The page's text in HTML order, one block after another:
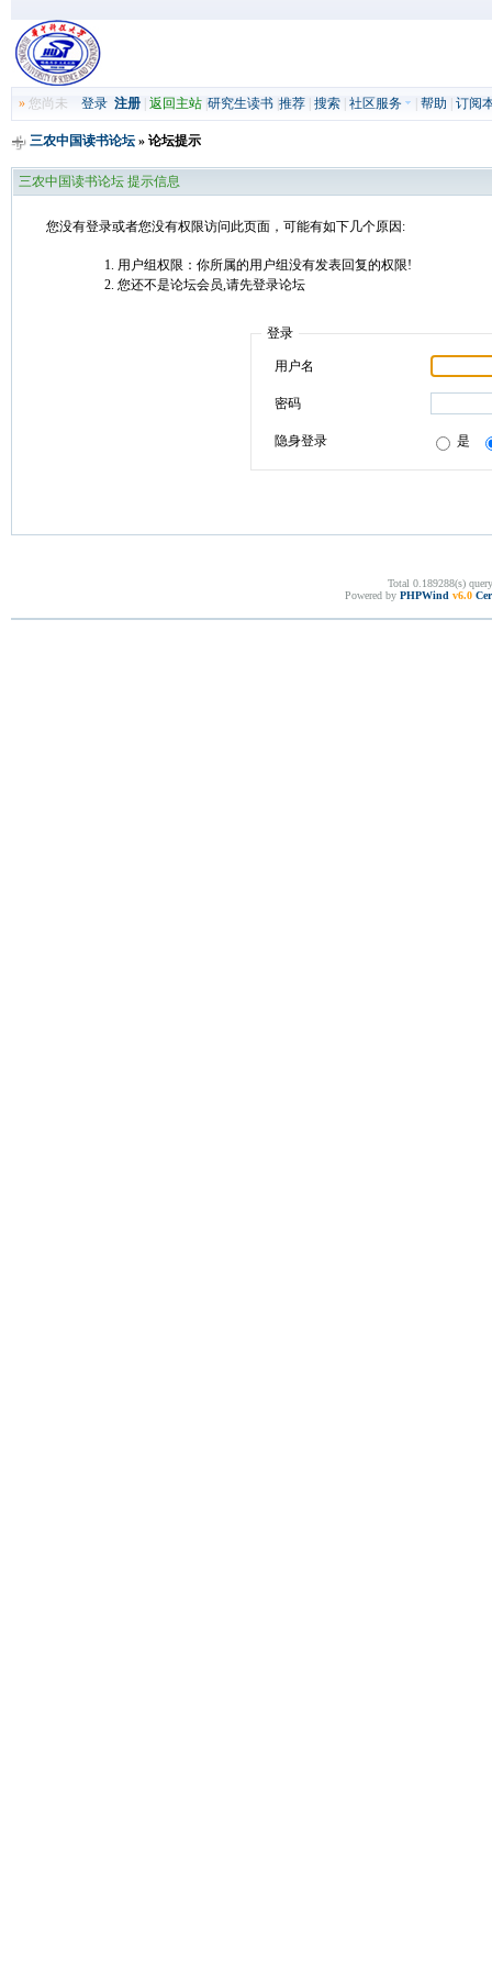
»您尚未 登录 注册| 返回主站| 研究生读书| 推荐| 搜索| 社区服务 帮助 订阅
三农中国读书论坛» 论坛提示
三农中国读书论坛 提示信息
您没有登录或者您没有权限访问此页面，可能有如下几个原因:
用户组权限：你所属的用户组没有发表回复的权限!
您还不是论坛会员,请先登录论坛
登录
用户名
密码
隐身登录 是
Total 0.189288(s)
Powered by PHPWind v6.0